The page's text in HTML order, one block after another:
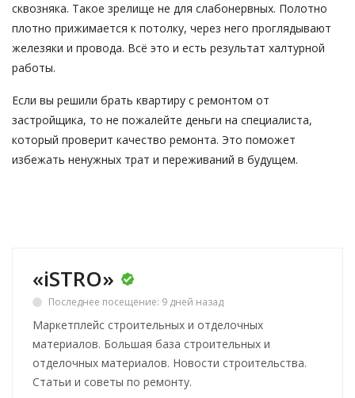
сквозняка. Такое зрелище не для слабонервных. Полотно
плотно прижимается к потолку, через него проглядывают
железяки и провода. Всё это и есть результат халтурной
работы.
Если вы решили брать квартиру с ремонтом от
застройщика, то не пожалейте деньги на специалиста,
который проверит качество ремонта. Это поможет
избежать ненужных трат и переживаний в будущем.
«iSTRO»
Последнее посещение: 9 дней назад
Маркетплейс строительных и отделочных
материалов. Большая база строительных и
отделочных материалов. Новости строительства.
Статьи и советы по ремонту.